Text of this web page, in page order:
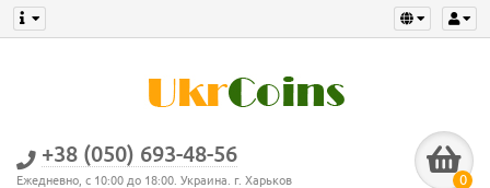
+38 (050) 693-48-56
Ежедневно, с 10:00 до 18:00. Украина. г. Харьков
0